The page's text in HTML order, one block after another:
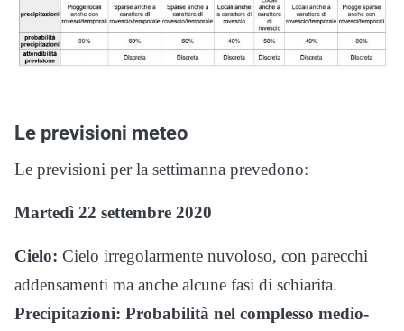
Le previsioni meteo
Le previsioni per la settimanna prevedono:
Martedì 22 settembre 2020
Cielo: Cielo irregolarmente nuvoloso, con parecchi
addensamenti ma anche alcune fasi di schiarita.
Precipitazioni: Probabilità nel complesso medio-